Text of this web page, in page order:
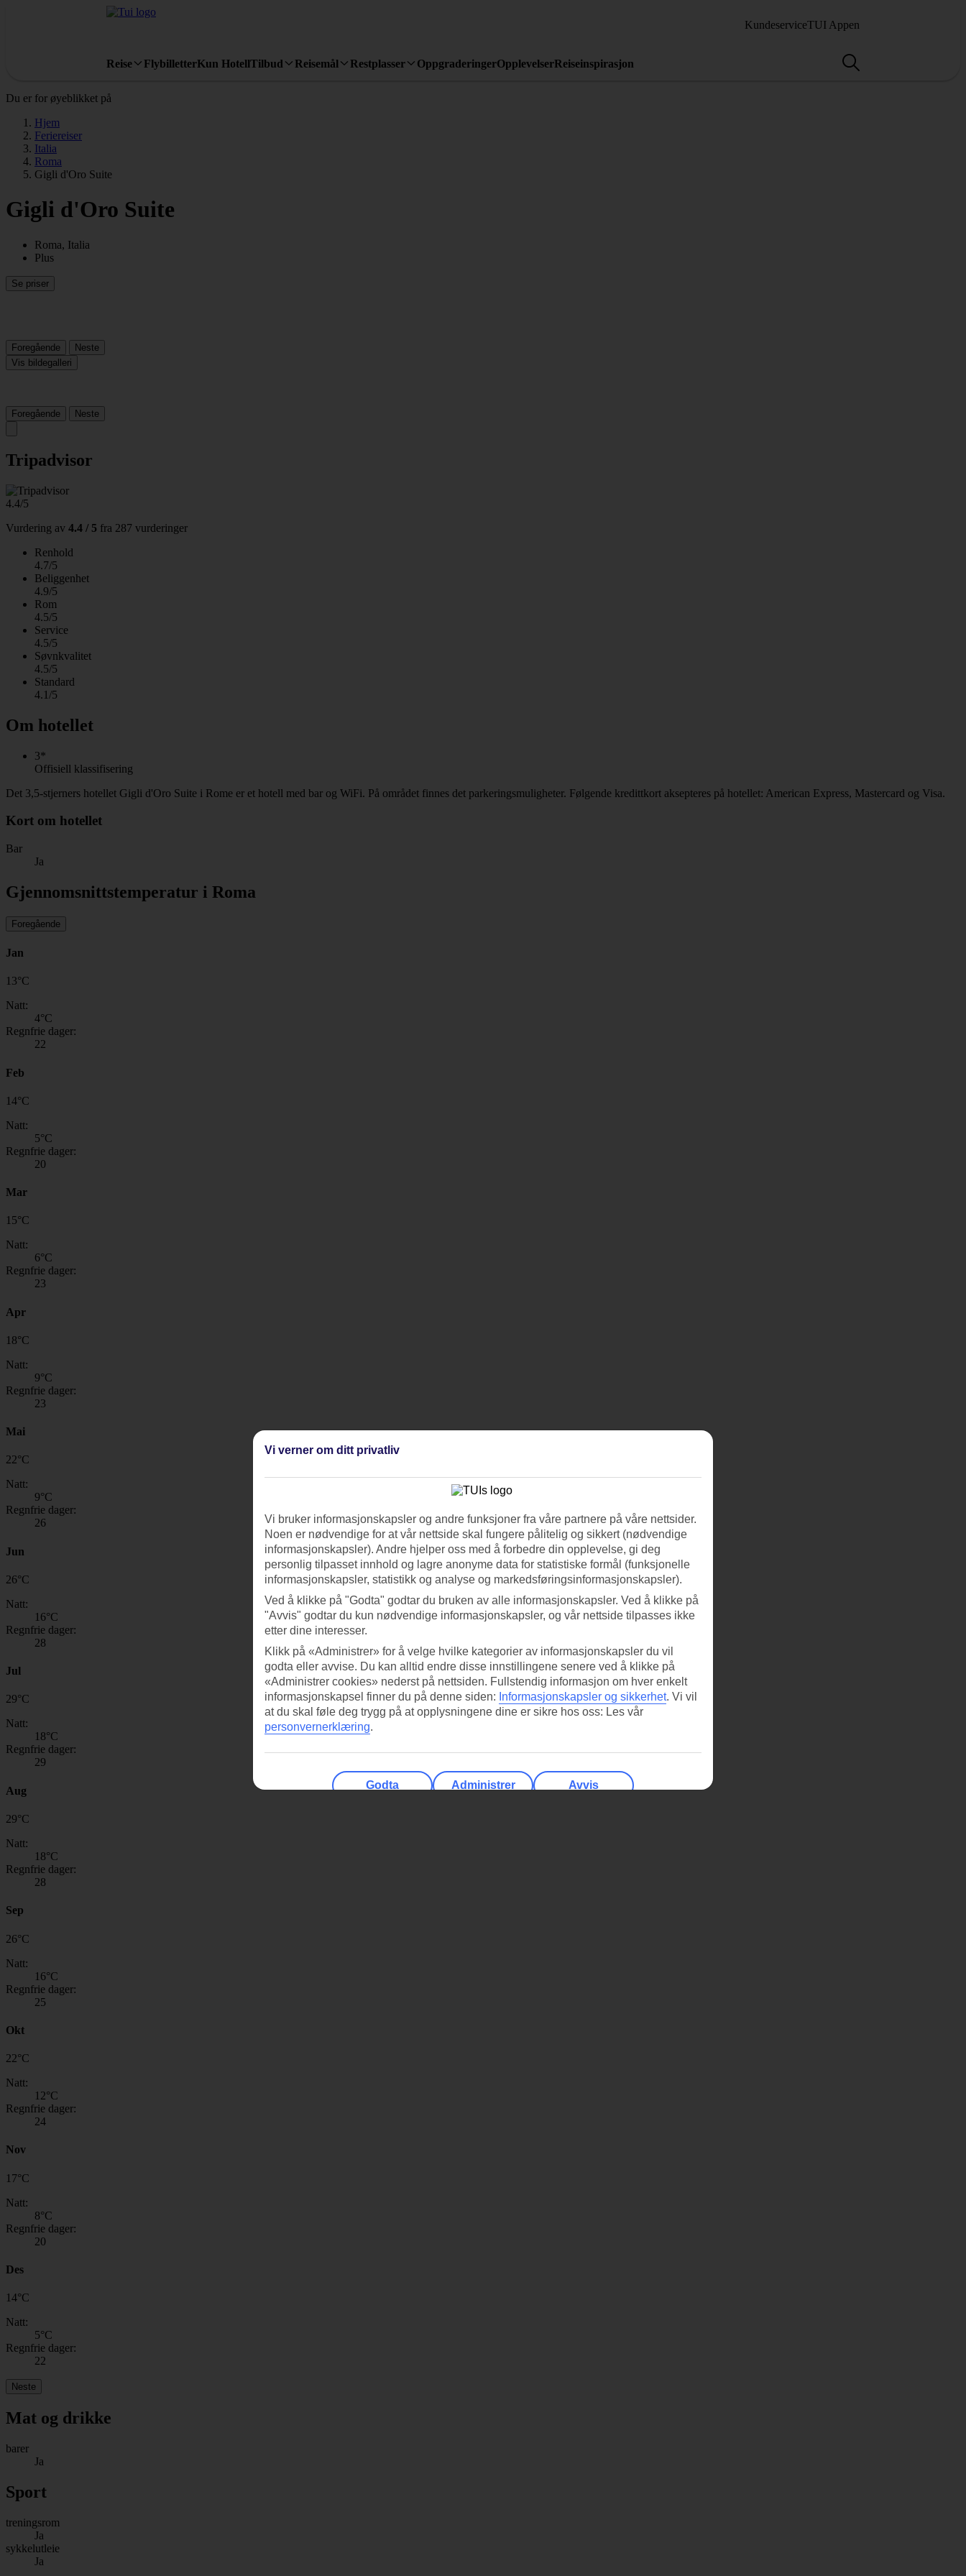
KundeserviceTUI Appen
Reise FlybilletterKun HotellTilbud Reisemål Restplasser OppgraderingerOpplevelserReiseinspirasjon
Du er for øyeblikket på
Hjem
Feriereiser
Italia
Roma
Gigli d'Oro Suite
Gigli d'Oro Suite
Roma, Italia
Plus
Se priser
Foregående
Neste
Vis bildegalleri
Foregående Neste
Tripadvisor
4.4/5
Vurdering av 4.4 / 5 fra 287 vurderinger
Renhold
4.7/5
Beliggenhet
4.9/5
Rom
4.5/5
Service
4.5/5
Søvnkvalitet
4.5/5
Standard
4.1/5
Om hotellet
3*
Offisiell klassifisering
Det 3,5-stjerners hotellet Gigli d'Oro Suite i Rome er et hotell med bar og WiFi. På området finnes det parkeringsmuligheter. Følgende kredittkort aksepteres på hotellet: American Express, Mastercard og Visa.
Kort om hotellet
Bar
Ja
Gjennomsnittstemperatur i Roma
Foregående
Jan
13°C
Natt:
4°C
Regnfrie dager:
22
Feb
14°C
Natt:
5°C
Regnfrie dager:
20
Mar
15°C
Natt:
6°C
Regnfrie dager:
23
Apr
18°C
Natt:
9°C
Regnfrie dager:
23
Mai
22°C
Natt:
9°C
Regnfrie dager:
26
Jun
26°C
Natt:
16°C
Regnfrie dager:
28
Jul
29°C
Natt:
18°C
Regnfrie dager:
29
Aug
29°C
Natt:
18°C
Regnfrie dager:
28
Sep
26°C
Natt:
16°C
Regnfrie dager:
25
Okt
22°C
Natt:
12°C
Regnfrie dager:
24
Nov
17°C
Natt:
8°C
Regnfrie dager:
20
Des
14°C
Natt:
5°C
Regnfrie dager:
22
Neste
Mat og drikke
barer
Ja
Sport
treningsrom
Ja
sykkelutleie
Ja
Vi verner om ditt privatliv
Vi bruker informasjonskapsler og andre funksjoner fra våre partnere på våre nettsider.
Noen er nødvendige for at vår nettside skal fungere pålitelig og sikkert (nødvendige
informasjonskapsler). Andre hjelper oss med å forbedre din opplevelse, gi deg
personlig tilpasset innhold og lagre anonyme data for statistiske formål (funksjonelle
informasjonskapsler, statistikk og analyse og markedsføringsinformasjonskapsler).
Ved å klikke på "Godta" godtar du bruken av alle informasjonskapsler. Ved å klikke på
"Avvis" godtar du kun nødvendige informasjonskapsler, og vår nettside tilpasses ikke
etter dine interesser.
Klikk på «Administrer» for å velge hvilke kategorier av informasjonskapsler du vil
godta eller avvise. Du kan alltid endre disse innstillingene senere ved å klikke på
«Administrer cookies» nederst på nettsiden. Fullstendig informasjon om hver enkelt
informasjonskapsel finner du på denne siden: Informasjonskapsler og sikkerhet. Vi vil
at du skal føle deg trygg på at opplysningene dine er sikre hos oss: Les vår
personvernerklæring.
Godta Administrer Avvis